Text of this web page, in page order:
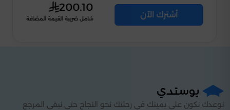
أشترك الآن
200.10
شامل ضريبة القيمة المضافة
نوعدك نكون على يمينك في رحلتك نحو النجاح حتى نبقى المرجع